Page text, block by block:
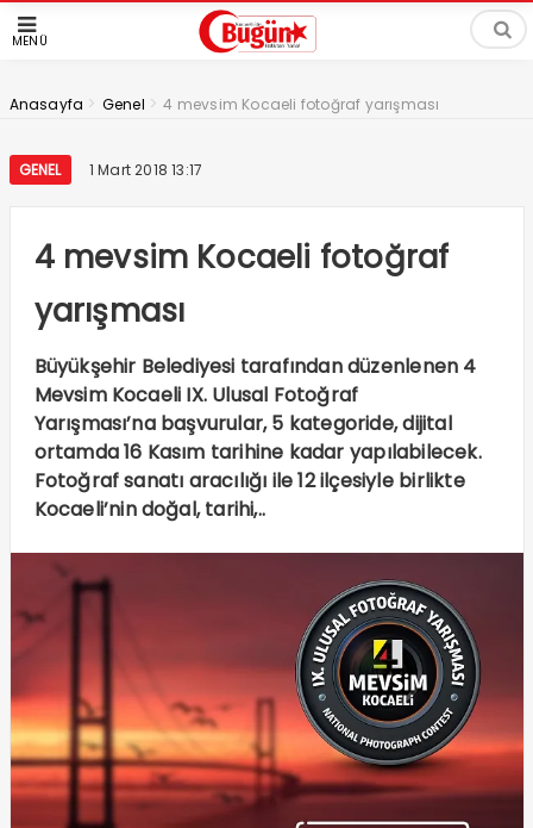
MENÜ
Anasayfa > Genel >4 mevsim Kocaeli fotoğraf yarışması
GENEL 1 Mart 2018 13:17
4 mevsim Kocaeli fotoğraf
yarışması
Büyükşehir Belediyesi tarafından düzenlenen 4
Mevsim Kocaeli IX. Ulusal Fotoğraf
Yarışması’na başvurular, 5 kategoride, dijital
ortamda 16 Kasım tarihine kadar yapılabilecek.
Fotoğraf sanatı aracılığı ile 12 ilçesiyle birlikte
Kocaeli’nin doğal, tarihi,..